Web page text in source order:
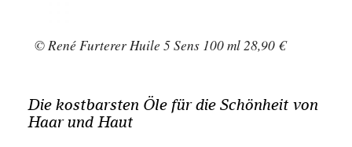
© René Furterer Huile 5 Sens 100 ml 28,90 €
Die kostbarsten Öle für die Schönheit von
Haar und Haut